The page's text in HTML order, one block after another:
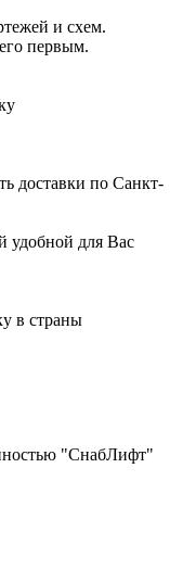
и схем.
первым.
доставки по Санкт-
удобной для Вас
в страны
"СнабЛифт"